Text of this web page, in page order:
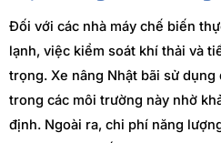
Đối với các nhà máy chế biến
lạnh, việc kiểm soát khí thải và
trọng. Xe nâng Nhật bãi sử
trong các môi trường này nhờ
định. Ngoài ra, chi phí năng